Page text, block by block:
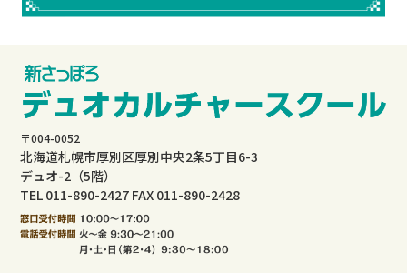
〒004-0052
北海道札幌市厚別区厚別中央2条5丁目6-3
デュオ-2（5階）
TEL 011-890-2427 FAX 011-890-2428